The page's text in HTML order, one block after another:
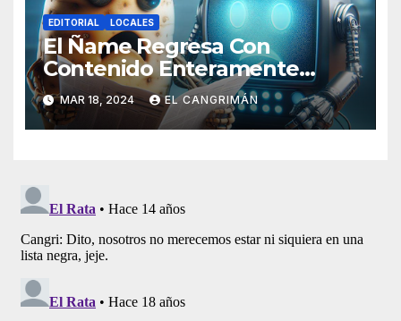
EDITORIAL LOCALES
El Ñame Regresa Con
Contenido Enteramente
Generado Por Inteligencia
Artificial
MAR 18, 2024 EL CANGRIMÁN